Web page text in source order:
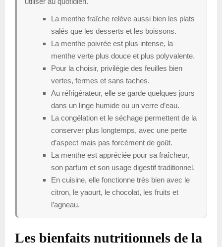
La menthe fraîche relève aussi bien les plats
salés que les desserts et les boissons.
La menthe poivrée est plus intense, la
menthe verte plus douce et plus polyvalente.
Pour la choisir, privilégie des feuilles bien
vertes, fermes et sans taches.
Au réfrigérateur, elle se garde quelques jours
dans un linge humide ou un verre d’eau.
La congélation et le séchage permettent de la
conserver plus longtemps, avec une perte
d’aspect mais pas forcément de goût.
La menthe est appréciée pour sa fraîcheur,
son parfum et son usage digestif traditionnel.
En cuisine, elle fonctionne très bien avec le
citron, le yaourt, le chocolat, les fruits et
l’agneau.
Les bienfaits nutritionnels de la